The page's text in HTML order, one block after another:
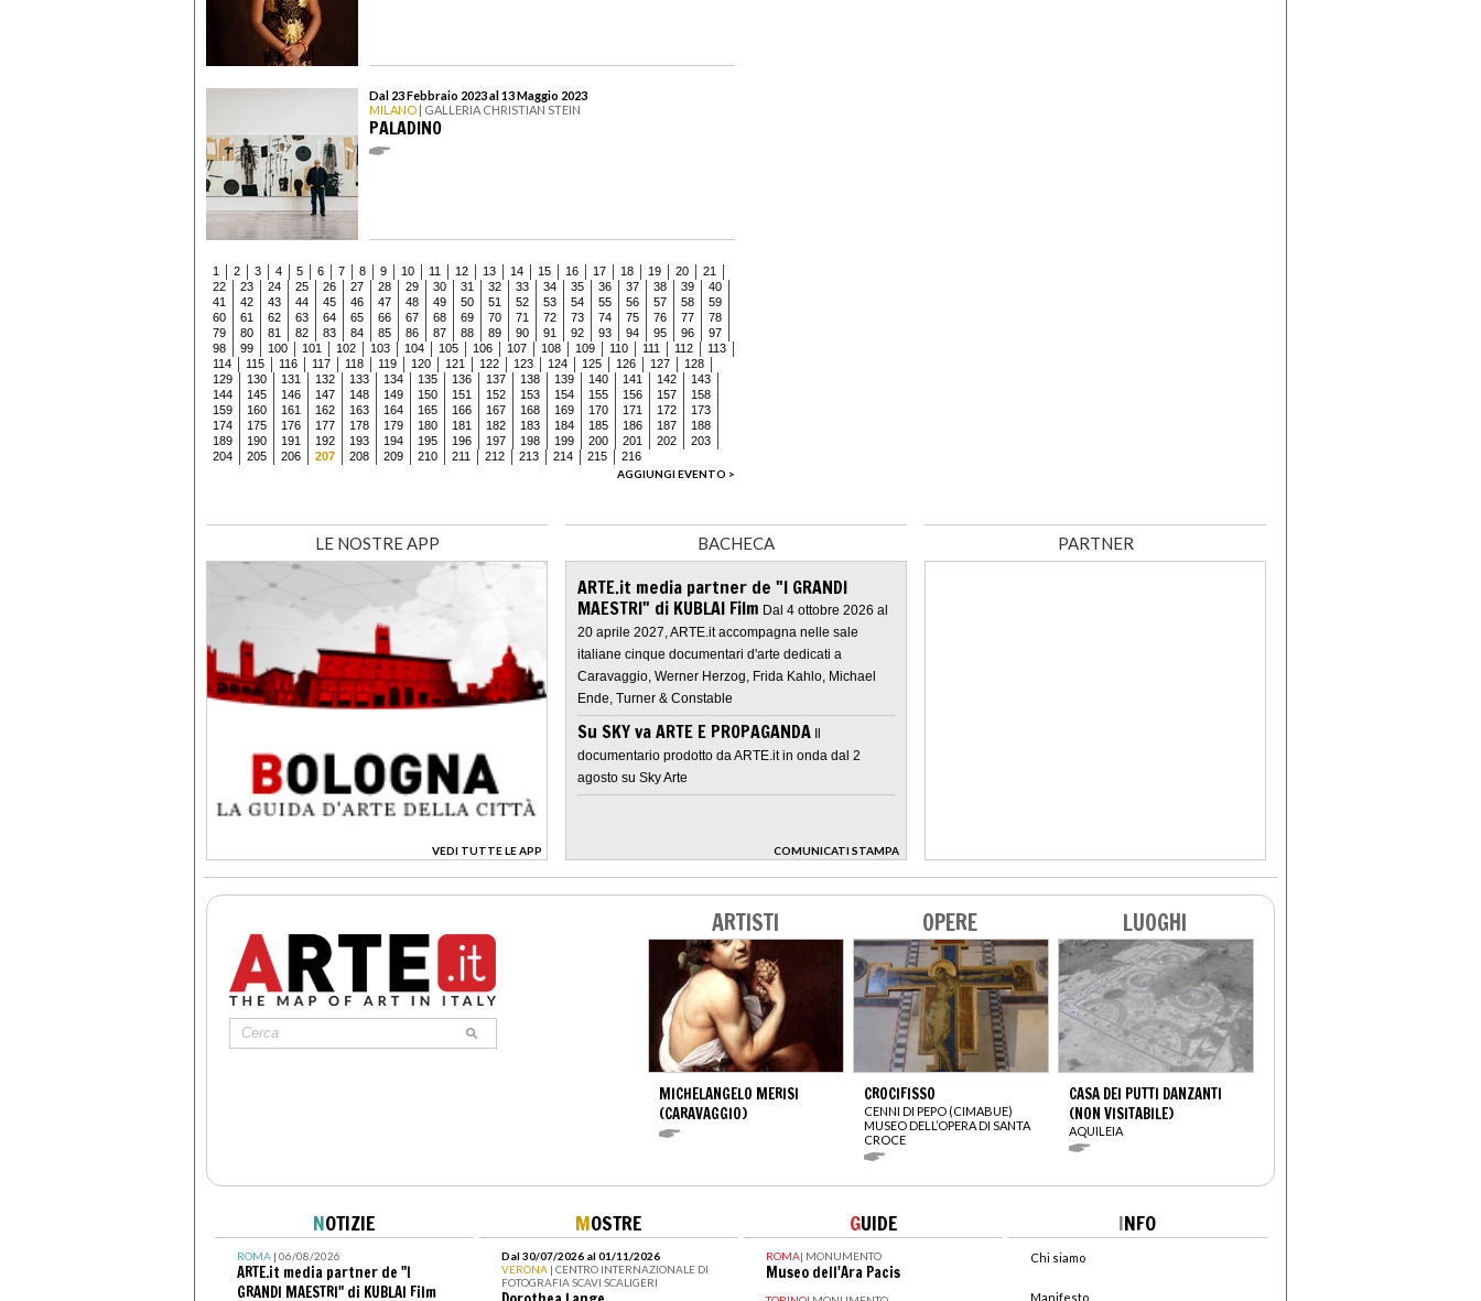
Dal 23 Febbraio 2023 al 13 Maggio 2023
MILANO | GALLERIA CHRISTIAN STEIN
PALADINO
1 2 3 4 5 6 7 8 9 10 11 12 13 14 15 16 17 18 19 20
21
22
23 24 25 26 27 28 29 30 31 32 33 34 35 36 37 38 39
40
41
42 43 44 45 46 47 48 49 50 51 52 53 54 55 56 57 58
59
60
61 62 63 64 65 66 67 68 69 70 71 72 73 74 75 76 77
78
79
80 81 82 83 84 85 86 87 88 89 90 91 92 93 94 95 96
97
98
99 100 101 102 103 104 105 106 107 108 109 110 111 112
113
114
115 116 117 118 119 120 121 122 123 124 125 126 127
128
129
130 131 132 133 134 135 136 137 138 139 140 141 142
143
144
145 146 147 148 149 150 151 152 153 154 155 156 157
158
159
160 161 162 163 164 165 166 167 168 169 170 171 172
173
174
175 176 177 178 179 180 181 182 183 184 185 186 187
188
189
190 191 192 193 194 195 196 197 198 199 200 201 202
203
204
205 206 207 208 209 210 211 212 213 214 215
216
AGGIUNGI EVENTO >
LE NOSTRE APP
VEDI TUTTE LE APP
>
BACHECA
ARTE.it media partner de "I GRANDI
MAESTRI" di KUBLAI Film Dal 4 ottobre 2026 al
20 aprile 2027, ARTE.it accompagna nelle sale
italiane cinque documentari d'arte dedicati a
Caravaggio, Werner Herzog, Frida Kahlo, Michael
Ende, Turner & Constable
Su SKY va ARTE E PROPAGANDA Il
documentario prodotto da ARTE.it in onda dal 2
agosto su Sky Arte
COMUNICATI STAMPA
>
PARTNER
ARTISTI
MICHELANGELO MERISI
(CARAVAGGIO)
OPERE
CROCIFISSO
CENNI DI PEPO (CIMABUE)
MUSEO DELL’OPERA DI SANTA
CROCE
LUOGHI
CASA DEI PUTTI DANZANTI
(NON VISITABILE)
AQUILEIA
NOTIZIE
ROMA| 06/08/2026
ARTE.it media partner de "I
GRANDI MAESTRI" di KUBLAI Film
MOSTRE
Dal 30/07/2026 al 01/11/2026
VERONA | CENTRO INTERNAZIONALE DI
FOTOGRAFIA SCAVI SCALIGERI
GUIDE
ROMA| MONUMENTO
Museo dell'Ara Pacis
INFO
Chi siamo
Manifesto